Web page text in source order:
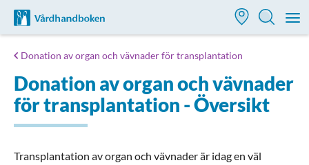
Till startsidan för Vårdhandboken
Donation av organ och vävnader för transplantation
Donation av organ och vävnader
för transplantation - Översikt
Transplantation av organ och vävnader är idag en väl